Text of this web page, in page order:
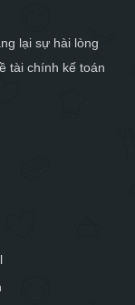
lại sự hài lòng
tài chính kế toán